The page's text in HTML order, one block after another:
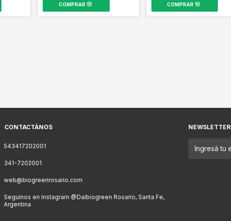
CONTACTÁNOS
543417202001
341-7202001
web@biogreenrosario.com
Seguinos en Instagram @Daibiogreen Rosario, Santa Fe,
Argentina
NEWSLETTER